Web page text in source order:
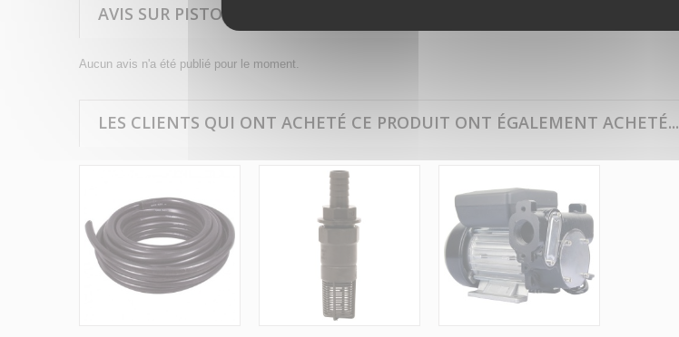
AVIS SUR PISTOLET DE DISTRIBUTION MANUEL ADBLUE
Aucun avis n'a été publié pour le moment.
LES CLIENTS QUI ONT ACHETÉ CE PRODUIT ONT ÉGALEMENT ACHETÉ...